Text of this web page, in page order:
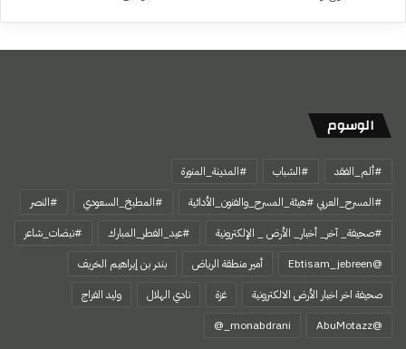
الوسوم
#ألم_الفقد #الشباب
#المدينة_المنورة
#المسرح_العربي #هيئة_المسرح_والفنون_الأدائية
#المطبخ_السعودي
#النصر
#صحيفة_ آخر_ أخبار_ الأرض _ الإلكترونية
#عيد_الفطر_المبارك
#نبضات_شاعر
@Ebtisam_jebreen
أمير منطقة الرياض
بندر بن إبراهيم الخريف
صحيفة اخر اخبار الأرض الالكترونية
غزة نادي الهلال
وليد الفراج
‏@AbuMotazz